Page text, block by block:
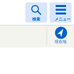
検索 メニュー
現在地